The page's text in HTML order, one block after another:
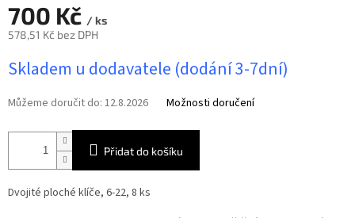
700 Kč / ks
578,51 Kč bez DPH
cena:
Skladem u dodavatele (dodání 3-7dní)
Můžeme doručit do: 12.8.2026 Možnosti doručení
Přidat do košíku
Dvojité ploché klíče, 6-22, 8 ks